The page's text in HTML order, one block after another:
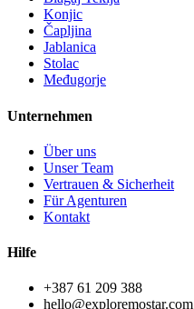
Konjic
Čapljina
Jablanica
Stolac
Međugorje
Unternehmen
Über uns
Unser Team
Vertrauen & Sicherheit
Für Agenturen
Kontakt
Hilfe
+387 61 209 388
hello@exploremostar.com